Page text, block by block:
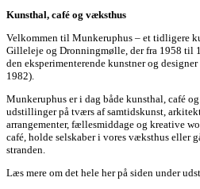
Kunsthal, café og væksthus
Velkommen til Munkeruphus – et tidligere
Gilleleje og Dronningmølle, der fra 1958 til
den eksperimenterende kunstner og
1982).
Munkeruphus er i dag både kunsthal, café
udstillinger på tværs af samtidskunst,
arrangementer, fællesmiddage og kreative
café, holde selskaber i vores væksthus eller
stranden.
Læs mere om det hele her på siden under